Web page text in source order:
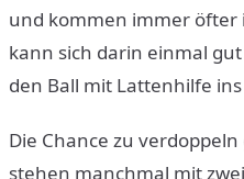
und kommen immer öfter
kann sich darin einmal
den Ball mit Lattenhilfe
Die Chance zu
stehen manchmal mit